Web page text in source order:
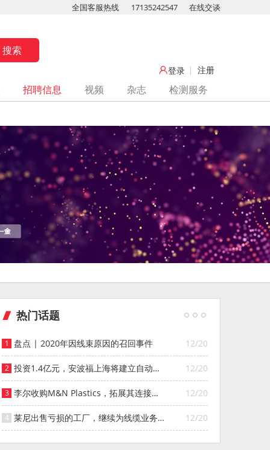
全国客服热线 17135242547 在线交谈
登录 注册
招聘信息 视频 杂志
检测服务
热门话题
12/20
盘点 | 2020年因线束原因的召回事件
12/20
投资1.4亿元，安波福上海将建立自动化
智能仓库
12/20
李尔收购M&N Plastics，拓展其连接器
系统业务
12/20
莱尼出售亏损的工厂，继续为线缆业务
寻找投资者